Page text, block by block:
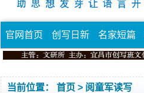
官网首页 创写日新 名家短篇
当前位置： 首页 > 阅童军读写